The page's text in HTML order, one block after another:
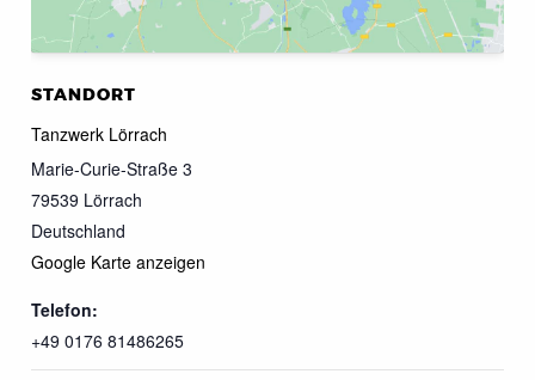
STANDORT
Tanzwerk Lörrach
Marie-Curie-Straße 3
79539 Lörrach
Deutschland
Google Karte anzeigen
Telefon:
+49 0176 81486265